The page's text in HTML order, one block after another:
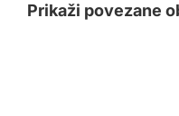
Prikaži povezane